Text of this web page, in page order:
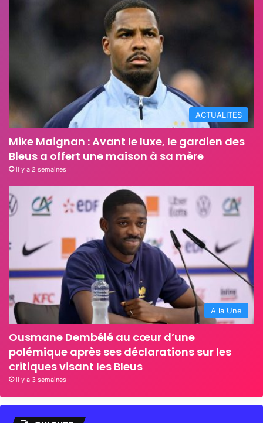
ACTUALITES
Mike Maignan : Avant le luxe, le gardien des
Bleus a offert une maison à sa mère
il y a 2 semaines
A la Une
Ousmane Dembélé au cœur d’une
polémique après ses déclarations sur les
critiques visant les Bleus
il y a 3 semaines